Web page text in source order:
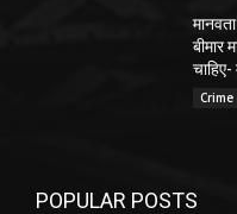
बीमार
Crime
POPULAR POSTS